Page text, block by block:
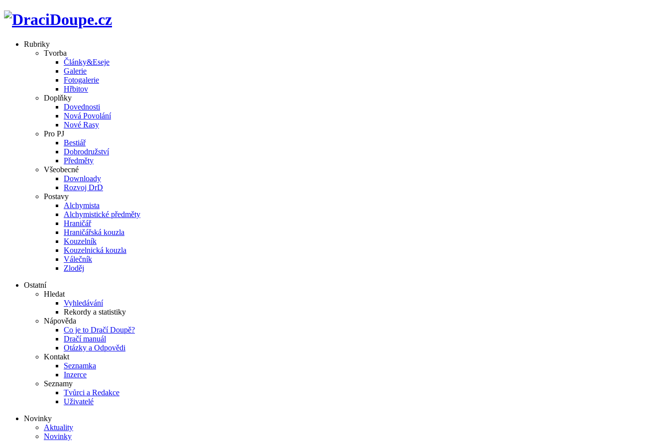
Rubriky
Tvorba
Články&Eseje
Galerie
Fotogalerie
Hřbitov
Doplňky
Dovednosti
Nová Povolání
Nové Rasy
Pro PJ
Bestiář
Dobrodružství
Předměty
Všeobecné
Downloady
Rozvoj DrD
Postavy
Alchymista
Alchymistické předměty
Hraničář
Hraničářská kouzla
Kouzelník
Kouzelnická kouzla
Válečník
Zloděj
Ostatní
Hledat
Vyhledávání
Rekordy a statistiky
Nápověda
Co je to Dračí Doupě?
Dračí manuál
Otázky a Odpovědi
Kontakt
Seznamka
Inzerce
Seznamy
Tvůrci a Redakce
Uživatelé
Novinky
Aktuality
Novinky